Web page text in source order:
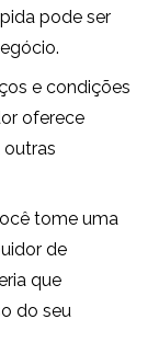
pode ser
e condições
oferece
tome uma
de
que
do seu